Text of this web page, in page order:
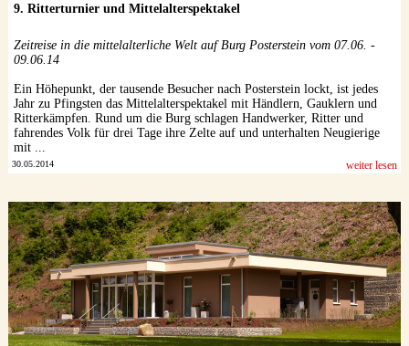
9. Ritterturnier und Mittelalterspektakel
Zeitreise in die mittelalterliche Welt auf Burg Posterstein vom 07.06. -
09.06.14
Ein Höhepunkt, der tausende Besucher nach Posterstein lockt, ist jedes
Jahr zu Pfingsten das Mittelalterspektakel mit Händlern, Gauklern und
Ritterkämpfen. Rund um die Burg schlagen Handwerker, Ritter und
fahrendes Volk für drei Tage ihre Zelte auf und unterhalten Neugierige
mit ...
30.05.2014 weiter lesen